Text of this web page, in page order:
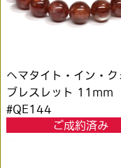
ヘマタイト・イン・ク
ブレスレット 11mm
#QE144
ご成約済み